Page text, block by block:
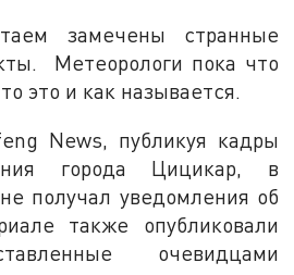
замечены странные
Метеорологи пока что
это и как называется.
News, публикуя кадры
города Цицикар, в
получал уведомления об
также опубликовали
очевидцами